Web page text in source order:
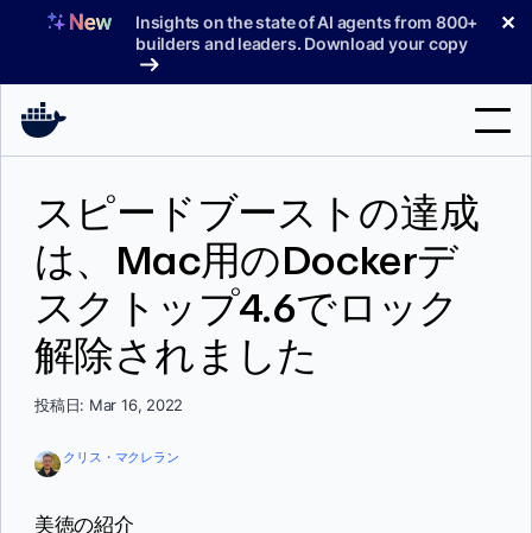
へ
Insights on the state of AI agents from 800+
builders and leaders. Download your copy
✕
料金プラン
索
スピードブーストの達成
は、Mac用のDockerデ
スクトップ4.6でロック
解除されました
投稿日: Mar 16, 2022
クリス・マクレラン
美徳の紹介